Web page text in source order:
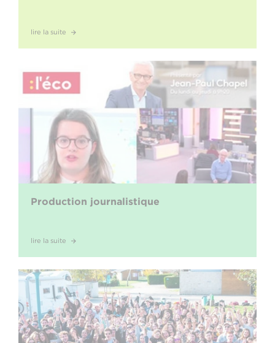
lire la suite
Production journalistique
lire la suite